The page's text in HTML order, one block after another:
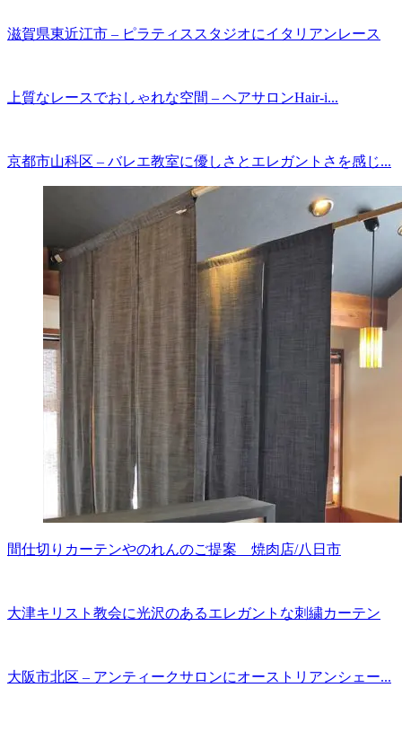
滋賀県東近江市 – ピラティススタジオにイタリアンレース
上質なレースでおしゃれな空間 – ヘアサロンHair-i...
京都市山科区 – バレエ教室に優しさとエレガントさを感じ...
間仕切りカーテンやのれんのご提案 焼肉店/八日市
大津キリスト教会に光沢のあるエレガントな刺繍カーテン
大阪市北区 – アンティークサロンにオーストリアンシェー...